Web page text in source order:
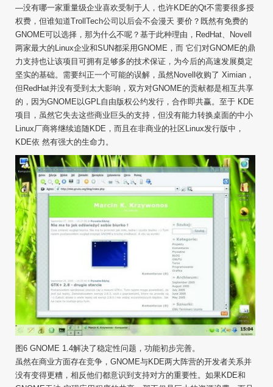
—没有哪一家重量级企业喜欢受制于人，也许KDE的Qt不需要很多授
权费，但谁知道TrollTech公司以后会不会漫天 要价？既然有免费的
GNOME可以选择，那为什么不呢？基于此种理由，RedHat、Novell
两家最大的Linux企业和SUN都采用GNOME，而 它们对GNOME的鼎
力支持也让该项目可拥有足够多的技术保证，为今后的高速发展奠定
坚实的基础。需要纠正一个可能的误解，虽然Novell收购了 Ximian，
但RedHat并没有受到太大影响，双方对GNOME的贡献都是相互共享
的，因为GNOME以GPL自由版权公约发行，合作即共赢。至于 KDE
项目，虽然它失去这些商业巨头的支持，但没有能力转换桌面的中小
Linux厂商将继续追随KDE，而且在非商业的社区Linux发行版中，
KDE依 然有强大的生命力。
图6 GNOME 1.4解决了稳定性问题，功能初步完善。
虽然在商业方面存在竞争，GNOME与KDE两大阵营的开发者关系并
没有变得更糟，相反他们都意识到支持对方的重要性。如果KDE和